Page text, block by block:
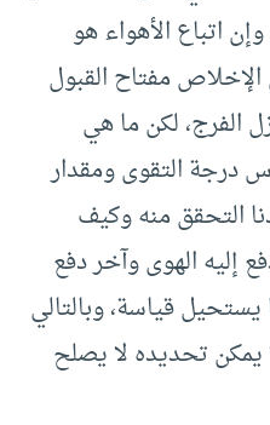
اتباع الأهواء هو
مفتاح القبول
الفرج، لكن ما هي
درجة التقوى ومقدار
التحقق منه وكيف
إليه الهوى وآخر دفع
يستحيل قياسة، وبالتالي
يمكن تحديده لا يصلح